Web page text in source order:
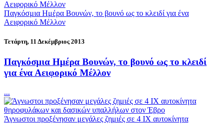
Παγκόσμια Ημέρα Βουνών, το βουνό ως το κλειδί για ένα
Αειφορικό Μέλλον
Τετάρτη, 11 Δεκέμβριος 2013
Παγκόσμια Ημέρα Βουνών, το βουνό ως το κλειδί
για ένα Αειφορικό Μέλλον
...
Άγνωστοι προξένησαν μεγάλες ζημιές σε 4 ΙΧ αυτοκίνητα